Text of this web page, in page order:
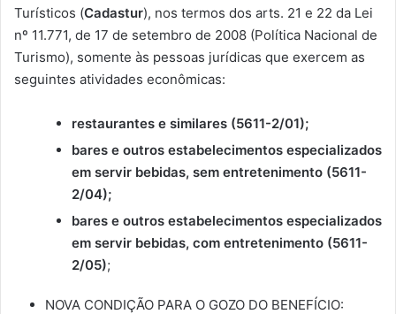
Turísticos (Cadastur), nos termos dos arts. 21 e 22 da Lei
nº 11.771, de 17 de setembro de 2008 (Política Nacional de
Turismo), somente às pessoas jurídicas que exercem as
seguintes atividades econômicas:
restaurantes e similares (5611-2/01);
bares e outros estabelecimentos especializados
em servir bebidas, sem entretenimento (5611-
2/04);
bares e outros estabelecimentos especializados
em servir bebidas, com entretenimento (5611-
2/05);
NOVA CONDIÇÃO PARA O GOZO DO BENEFÍCIO: